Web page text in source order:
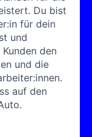
Du bist
für dein
und
den
und die
auf den